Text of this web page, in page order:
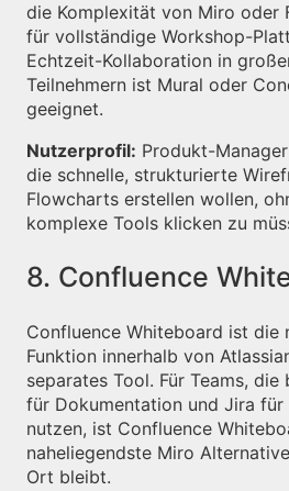
die Komplexität von Miro oder
für vollständige Workshop-
Echtzeit-Kollaboration in
Teilnehmern ist Mural oder
geeignet.
Nutzerprofil: Produkt-
die schnelle, strukturierte
Flowcharts erstellen wollen,
komplexe Tools klicken zu
8. Confluence
Confluence Whiteboard ist die
Funktion innerhalb von
separates Tool. Für Teams,
für Dokumentation und Jira für
nutzen, ist Confluence
naheliegendste Miro
Ort bleibt.